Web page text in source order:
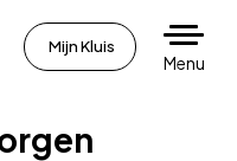
Mijn Kluis
Menu